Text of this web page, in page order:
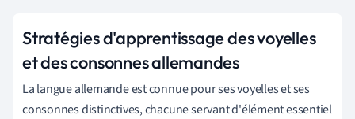
Stratégies d'apprentissage des voyelles
et des consonnes allemandes
La langue allemande est connue pour ses voyelles et ses
consonnes distinctives, chacune servant d'élément essentiel